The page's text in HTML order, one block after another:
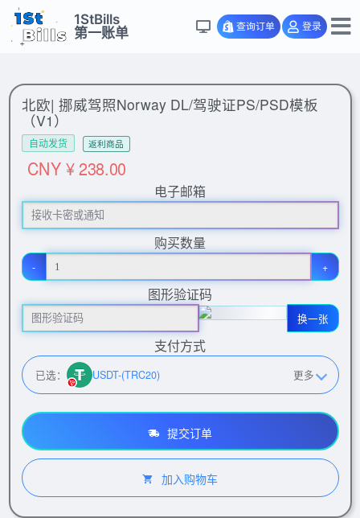
1StBills
第一账单
查询订单 登录
北欧| 挪威驾照Norway DL/驾驶证PS/PSD模板
（V1）
自动发货 返利商品
CNY ¥ 238.00
电子邮箱
购买数量
- +
图形验证码
换一张
支付方式
已选： USDT-(TRC20) 更多
提交订单
加入购物车